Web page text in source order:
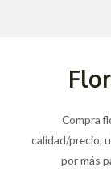
Compra
calidad/precio,
por más